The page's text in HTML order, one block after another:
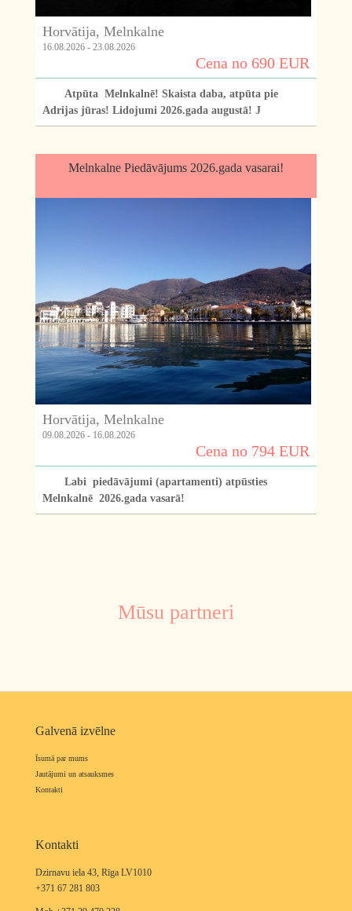
Horvātija, Melnkalne
16.08.2026 - 23.08.2026
Cena no 690 EUR
Atpūta Melnkalnē! Skaista daba, atpūta pie
Adrijas jūras! Lidojumi 2026.gada augustā! J
Melnkalne Piedāvājums 2026.gada vasarai!
Horvātija, Melnkalne
09.08.2026 - 16.08.2026
Cena no 794 EUR
Labi piedāvājumi (apartamenti) atpūsties
Melnkalnē 2026.gada vasarā!
Mūsu partneri
Galvenā izvēlne
Īsumā par mums
Jautājumi un atsauksmes
Kontakti
Kontakti
Dzirnavu iela 43, Rīga LV1010
+371 67 281 803